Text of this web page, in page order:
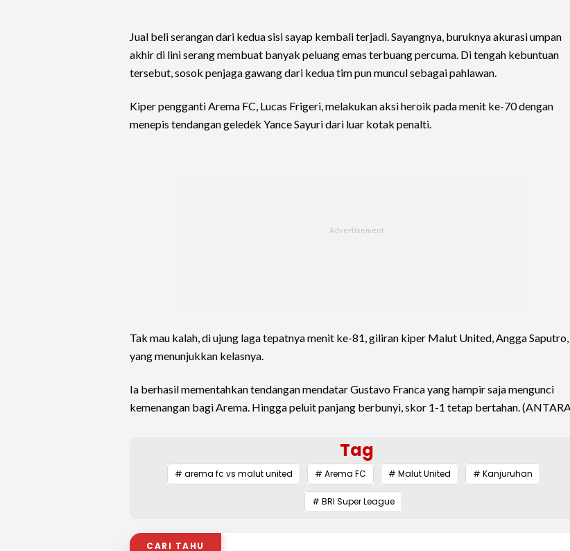
Jual beli serangan dari kedua sisi sayap kembali terjadi. Sayangnya, buruknya akurasi umpan
akhir di lini serang membuat banyak peluang emas terbuang percuma. Di tengah kebuntuan
tersebut, sosok penjaga gawang dari kedua tim pun muncul sebagai pahlawan.
Kiper pengganti Arema FC, Lucas Frigeri, melakukan aksi heroik pada menit ke-70 dengan
menepis tendangan geledek Yance Sayuri dari luar kotak penalti.
Tak mau kalah, di ujung laga tepatnya menit ke-81, giliran kiper Malut United, Angga Saputro,
yang menunjukkan kelasnya.
Ia berhasil mementahkan tendangan mendatar Gustavo Franca yang hampir saja mengunci
kemenangan bagi Arema. Hingga peluit panjang berbunyi, skor 1-1 tetap bertahan.
Tag
# arema fc vs malut united # Arema FC # Malut United # Kanjuruhan
# BRI Super League
CARI TAHU